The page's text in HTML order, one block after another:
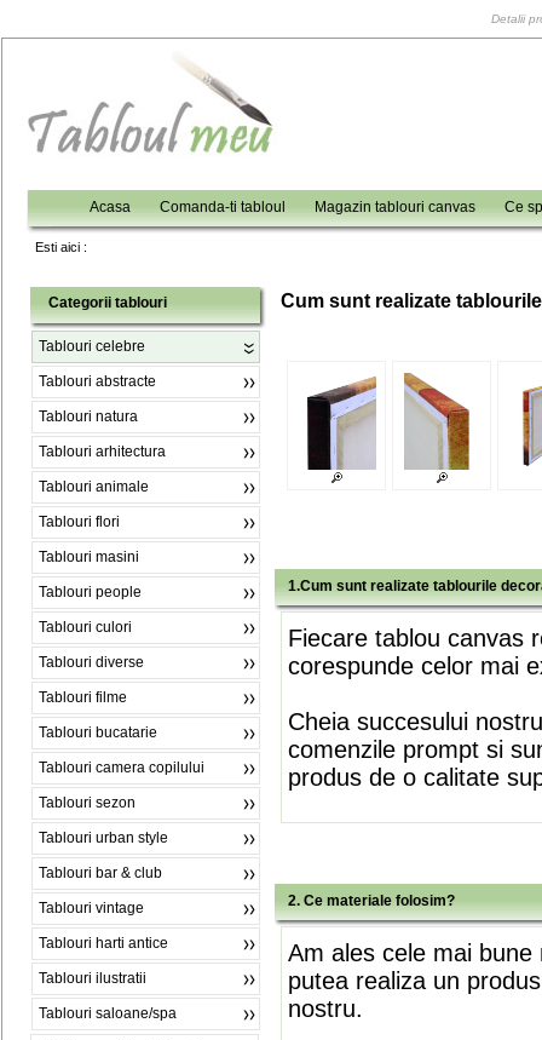
Detalii
Acasa Comanda-ti tabloul Magazin tablouri canvas Ce
Esti aici :
Categorii tablouri
Tablouri celebre
Tablouri abstracte
Tablouri natura
Tablouri arhitectura
Tablouri animale
Tablouri flori
Tablouri masini
Tablouri people
Tablouri culori
Tablouri diverse
Tablouri filme
Tablouri bucatarie
Tablouri camera copilului
Tablouri sezon
Tablouri urban style
Tablouri bar & club
Tablouri vintage
Tablouri harti antice
Tablouri ilustratii
Tablouri saloane/spa
Cum sunt realizate
1.Cum sunt realizate tablourile
Fiecare tablou canvas
corespunde celor mai
Cheia succesului
comenzile prompt si
produs de o calitate
2. Ce materiale folosim?
Am ales cele mai
putea realiza un
nostru.